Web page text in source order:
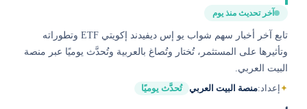
آخر تحديث منذ يوم
تابع آخر أخبار سهم شواب يو إس ديفيدند إكويتي ETF وتطوراته
وتأثيرها على المستثمر، تُختار وتُصاغ بالعربية وتُحدَّث يوميًا عبر منصة
البيت العربي.
✦إعداد: منصة البيت العربي تُحدَّث يوميًا